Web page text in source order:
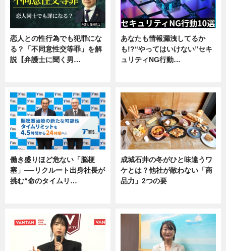
恋人との性行為でも犯罪にな
る？「不同意性交等罪」を解
説【弁護士に聞く男…
あなたも情報漏洩してるか
も!?“やってはいけない”セキ
ュリティNG行動…
働き盛りほど危ない「脳梗
塞」──リクルート出身社長が
挑む“命のタイムリ…
成城石井の冬がひと味違うワ
ケとは？他社が敵わない「商
品力」2つの要